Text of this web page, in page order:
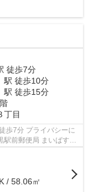
徒歩7分
駅 徒歩10分
駅 徒歩15分
丁目
シーに
/ 58.06㎡